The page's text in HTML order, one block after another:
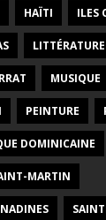
HAÏTI ILES
LITTÉRATURE
MUSIQUE
PEINTURE
DOMINICAINE
MARTIN